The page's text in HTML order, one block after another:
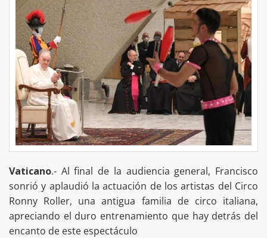
Vaticano.- Al final de la audiencia general, Francisco
sonrió y aplaudió la actuación de los artistas del Circo
Ronny Roller, una antigua familia de circo italiana,
apreciando el duro entrenamiento que hay detrás del
encanto de este espectáculo